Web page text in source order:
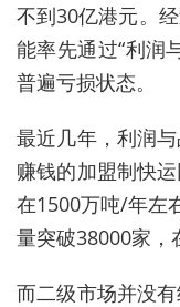
不到30亿港元。
能率先通过“利润
普遍亏损状态。
最近几年，利润
赚钱的加盟制快
在1500万吨/年左
量突破38000家，
而二级市场并没